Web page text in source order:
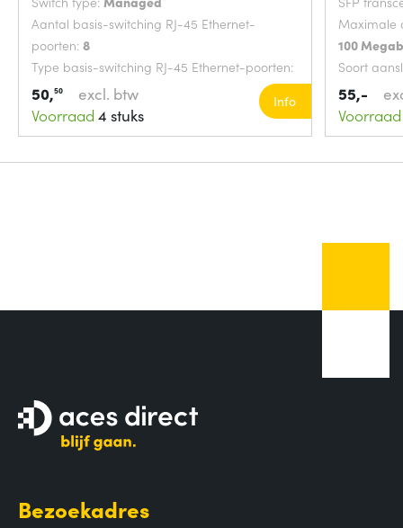
Aantal basis-switching RJ-45 Ethernet-
poorten: 8
Type basis-switching RJ-45 Ethernet-poorten:
Gigabit Ethernet (10/100/1000)
MAC-adrestabel:4000 entries
50,50
excl. btw
Voorraad 4 stuks
Info
Maximale
100
Soort
55,-
Voorraad
Bezoekadres